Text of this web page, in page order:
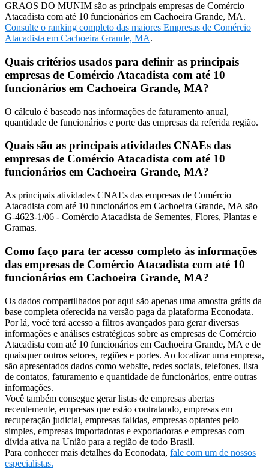
GRAOS DO MUNIM são as principais empresas de Comércio
Atacadista com até 10 funcionários em Cachoeira Grande, MA.
Consulte o ranking completo das maiores Empresas de Comércio
Atacadista em Cachoeira Grande, MA.
Quais critérios usados para definir as principais
empresas de Comércio Atacadista com até 10
funcionários em Cachoeira Grande, MA?
O cálculo é baseado nas informações de faturamento anual,
quantidade de funcionários e porte das empresas da referida região.
Quais são as principais atividades CNAEs das
empresas de Comércio Atacadista com até 10
funcionários em Cachoeira Grande, MA?
As principais atividades CNAEs das empresas de Comércio
Atacadista com até 10 funcionários em Cachoeira Grande, MA são
G-4623-1/06 - Comércio Atacadista de Sementes, Flores, Plantas e
Gramas.
Como faço para ter acesso completo às informações
das empresas de Comércio Atacadista com até 10
funcionários em Cachoeira Grande, MA?
Os dados compartilhados por aqui são apenas uma amostra grátis da
base completa oferecida na versão paga da plataforma Econodata.
Por lá, você terá acesso a filtros avançados para gerar diversas
informações e análises estratégicas sobre as empresas de Comércio
Atacadista com até 10 funcionários em Cachoeira Grande, MA e de
quaisquer outros setores, regiões e portes. Ao localizar uma empresa,
são apresentados dados como website, redes sociais, telefones, lista
de contatos, faturamento e quantidade de funcionários, entre outras
informações.
Você também consegue gerar listas de empresas abertas
recentemente, empresas que estão contratando, empresas em
recuperação judicial, empresas falidas, empresas optantes pelo
simples, empresas importadoras e exportadoras e empresas com
dívida ativa na União para a região de todo Brasil.
Para conhecer mais detalhes da Econodata, fale com um de nossos
especialistas.